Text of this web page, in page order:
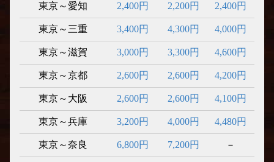
東京～愛知 2,400円 2,200円 2,400円
東京～三重 3,400円 4,300円 4,000円
東京～滋賀 3,000円 3,300円 4,600円
東京～京都 2,600円 2,600円 4,200円
東京～大阪 2,600円 2,600円 4,100円
東京～兵庫 3,200円 4,000円 4,480円
東京～奈良 6,800円 7,200円 －